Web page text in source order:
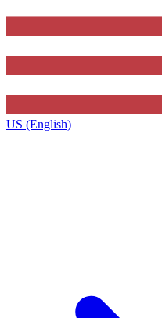
US (English)